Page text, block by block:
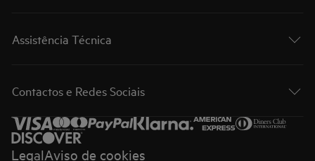
Assistência Técnica
Contactos e Redes Sociais
LegalAviso de cookies